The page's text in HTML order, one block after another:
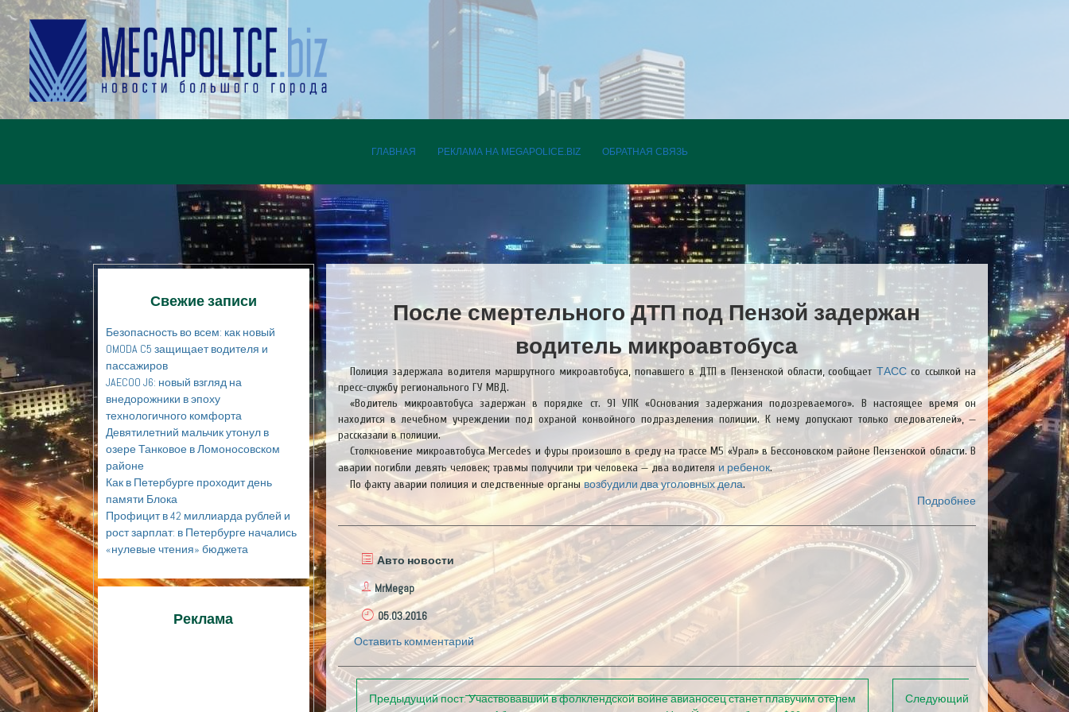
ГЛАВНАЯ РЕКЛАМА НА MEGAPOLICE.BIZ ОБРАТНАЯ СВЯЗЬ
Свежие записи
Безопасность во всем: как новый
OMODA C5 защищает водителя и
пассажиров
JAECOO J6: новый взгляд на
внедорожники в эпоху
технологичного комфорта
Девятилетний мальчик утонул в
озере Танковое в Ломоносовском
районе
Как в Петербурге проходит день
памяти Блока
Профицит в 42 миллиарда рублей и
рост зарплат: в Петербурге начались
«нулевые чтения» бюджета
Реклама
После смертельного ДТП под Пензой задержан
водитель микроавтобуса
Полиция задержала водителя маршрутного микроавтобуса, попавшего в ДТП в Пензенской области, сообщает ТАССсо ссылкой на
пресс-службу регионального ГУ МВД.
«Водитель микроавтобуса задержан в порядке ст. 91 УПК «Основания задержания подозреваемого». В настоящее время он
находится в лечебном учреждении под охраной конвойного подразделения полиции. К нему допускают только следователей», —
рассказали в полиции.
Столкновение микроавтобуса Mercedes и фуры произошло в среду на трассе М5 «Урал» в Бессоновском районе Пензенской области. В
аварии погибли девять человек; травмы получили три человека — два водителя и ребенок.
По факту аварии полиция и следственные органывозбудили два уголовных дела.
Подробнее
Авто новости
MrMegap
05.03.2016
Оставить комментарий
Предыдущий пост:Участвовавший в фолклендской войне авианосец станет плавучим отелем
Следующий